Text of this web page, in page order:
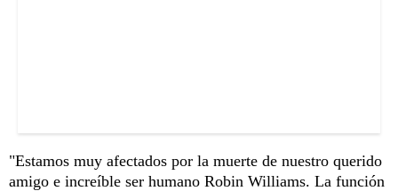
"Estamos muy afectados por la muerte de nuestro querido
amigo e increíble ser humano Robin Williams. La función